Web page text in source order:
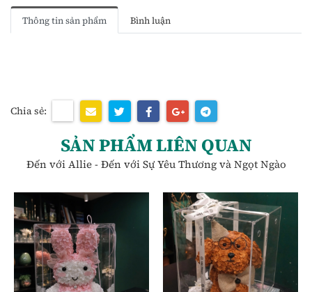
Thông tin sản phẩm Bình luận
Chia sẻ:
SẢN PHẨM LIÊN QUAN
Đến với Allie - Đến với Sự Yêu Thương và Ngọt Ngào